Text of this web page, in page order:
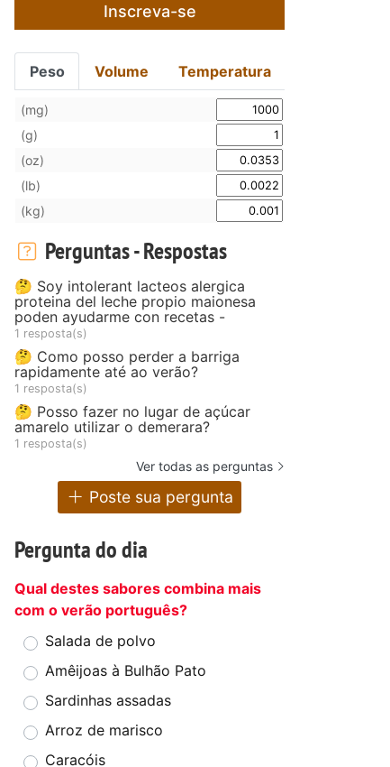
Inscreva-se
Peso Volume Temperatura
(mg)
(g)
(oz)
(lb)
(kg)
Perguntas - Respostas
🤔 Soy intolerant lacteos alergica
proteina del leche propio maionesa
poden ayudarme con recetas -
1 resposta(s)
🤔 Como posso perder a barriga
rapidamente até ao verão?
1 resposta(s)
🤔 Posso fazer no lugar de açúcar
amarelo utilizar o demerara?
1 resposta(s)
Ver todas as perguntas
Poste sua pergunta
Pergunta do dia
Qual destes sabores combina mais
com o verão português?
Salada de polvo
Amêijoas à Bulhão Pato
Sardinhas assadas
Arroz de marisco
Caracóis